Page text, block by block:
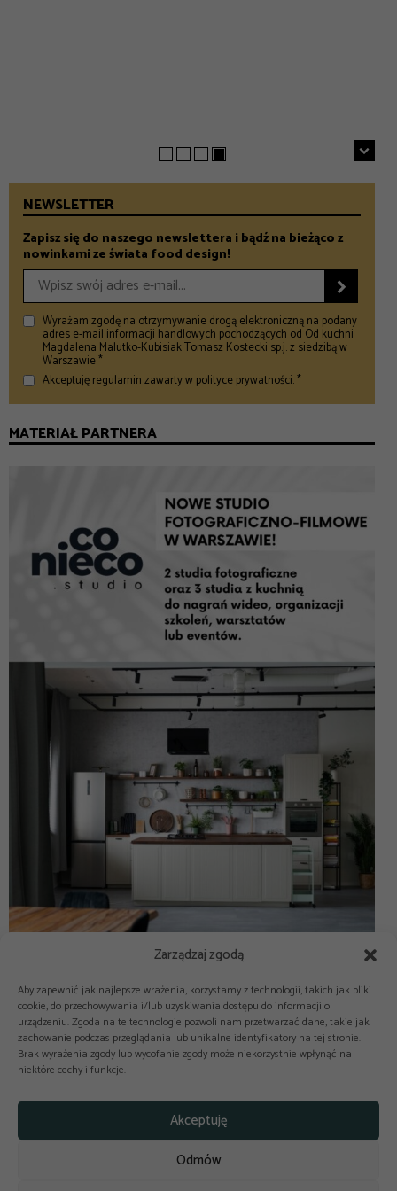
Zarządzaj zgodą
Aby zapewnić jak najlepsze wrażenia, korzystamy z technologii, takich jak pliki
cookie, do przechowywania i/lub uzyskiwania dostępu do informacji o
urządzeniu. Zgoda na te technologie pozwoli nam przetwarzać dane, takie jak
zachowanie podczas przeglądania lub unikalne identyfikatory na tej stronie.
Brak wyrażenia zgody lub wycofanie zgody może niekorzystnie wpłynąć na
niektóre cechy i funkcje.
Akceptuję
Odmów
NEWSLETTER
Zapisz się do naszego newslettera i bądź na bieżąco z
nowinkami ze świata food design!

Wyrażam zgodę na otrzymywanie drogą elektroniczną na podany
adres e-mail informacji handlowych pochodzących od Od kuchni
Magdalena Malutko-Kubisiak Tomasz Kostecki sp.j. z siedzibą w
Warszawie *
Akceptuję regulamin zawarty wpolityce prywatności.*
MATERIAŁ PARTNERA
Copyright © 2025-2026 odkuchni.co
Polityka prywatności
Regulamin
Reklama